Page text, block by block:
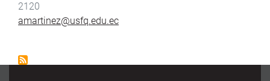
2120
amartinez@usfq.edu.ec